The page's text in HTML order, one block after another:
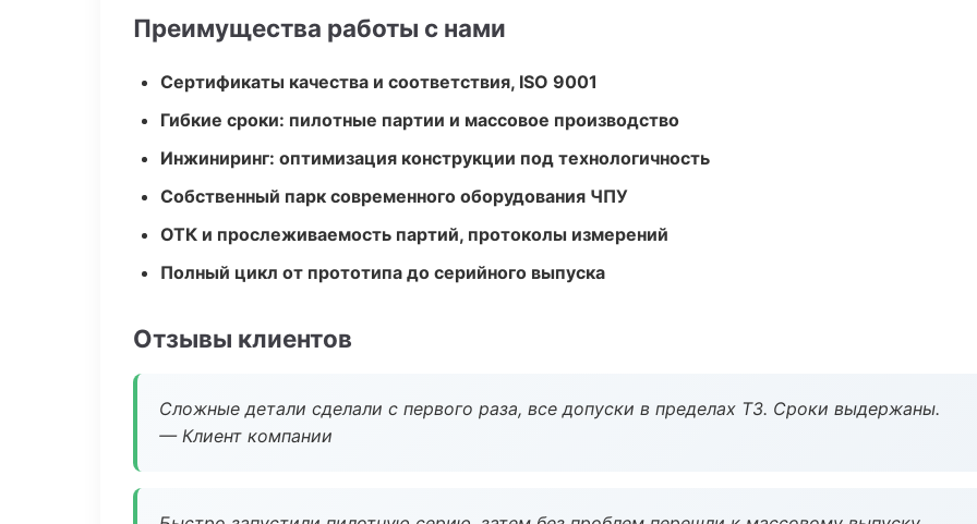
Преимущества работы с нами
Сертификаты качества и соответствия, ISO 9001
Гибкие сроки: пилотные партии и массовое производство
Инжиниринг: оптимизация конструкции под технологичность
Собственный парк современного оборудования ЧПУ
ОТК и прослеживаемость партий, протоколы измерений
Полный цикл от прототипа до серийного выпуска
Отзывы клиентов
Сложные детали сделали с первого раза, все допуски в пределах ТЗ. Сроки выдержаны.
— Клиент компании